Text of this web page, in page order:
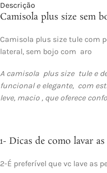
Descrição
Camisola plus size sem
Camisola plus size tule com
lateral, sem bojo com aro
A camisola plus size tule e
funcional e elegante, com
leve, macio , que oferece
1- Dicas de como lavar
2-É preferível que vc lave as